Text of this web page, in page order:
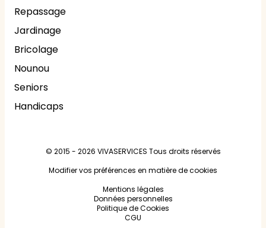
Repassage
Jardinage
Bricolage
Nounou
Seniors
Handicaps
© 2015 - 2026 VIVASERVICES Tous droits réservés
Modifier vos préférences en matière de cookies
Mentions légales
Données personnelles
Politique de Cookies
CGU